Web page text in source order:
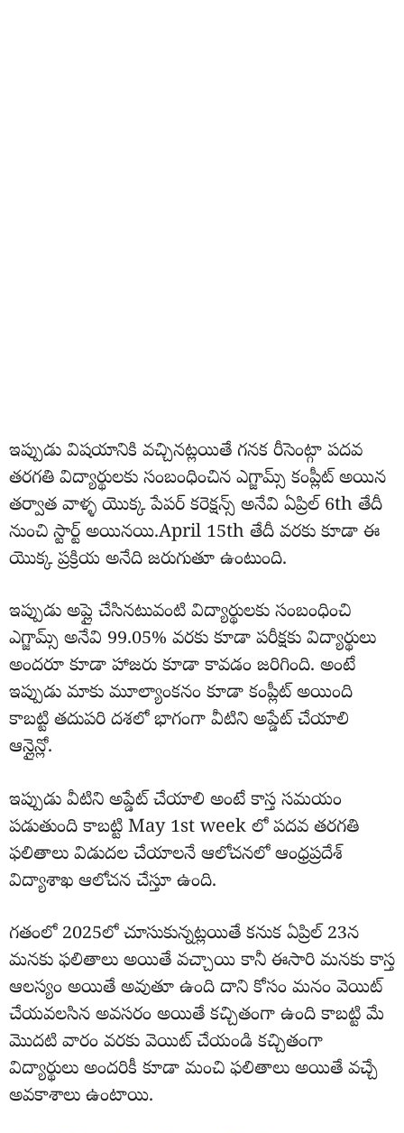
ఇప్పుడు విషయానికి వచ్చినట్లయితే గనక రీసెంట్గా పదవ
తరగతి విద్యార్థులకు సంబంధించిన ఎగ్జామ్స్ కంప్లీట్ అయిన
తర్వాత వాళ్ళ యొక్క పేపర్ కరెక్షన్స్ అనేవి ఏప్రిల్ 6th తేదీ
నుంచి స్టార్ట్ అయినయి.April 15th తేదీ వరకు కూడా ఈ
యొక్క ప్రక్రియ అనేది జరుగుతూ ఉంటుంది.
ఇప్పుడు అప్లై చేసినటువంటి విద్యార్థులకు సంబంధించి
ఎగ్జామ్స్ అనేవి 99.05% వరకు కూడా పరీక్షకు విద్యార్థులు
అందరూ కూడా హాజరు కూడా కావడం జరిగింది. అంటే
ఇప్పుడు మాకు మూల్యాంకనం కూడా కంప్లీట్ అయింది
కాబట్టి తదుపరి దశలో భాగంగా వీటిని అప్డేట్ చేయాలి
ఆన్లైన్లో.
ఇప్పుడు వీటిని అప్డేట్ చేయాలి అంటే కాస్త సమయం
పడుతుంది కాబట్టి May 1st week లో పదవ తరగతి
ఫలితాలు విడుదల చేయాలనే ఆలోచనలో ఆంధ్రప్రదేశ్
విద్యాశాఖ ఆలోచన చేస్తూ ఉంది.
గతంలో 2025లో చూసుకున్నట్లయితే కనుక ఏప్రిల్ 23న
మనకు ఫలితాలు అయితే వచ్చాయి కానీ ఈసారి మనకు కాస్త
ఆలస్యం అయితే అవుతూ ఉంది దాని కోసం మనం వెయిట్
చేయవలసిన అవసరం అయితే కచ్చితంగా ఉంది కాబట్టి మే
మొదటి వారం వరకు వెయిట్ చేయండి కచ్చితంగా
విద్యార్థులు అందరికీ కూడా మంచి ఫలితాలు అయితే వచ్చే
అవకాశాలు ఉంటాయి.